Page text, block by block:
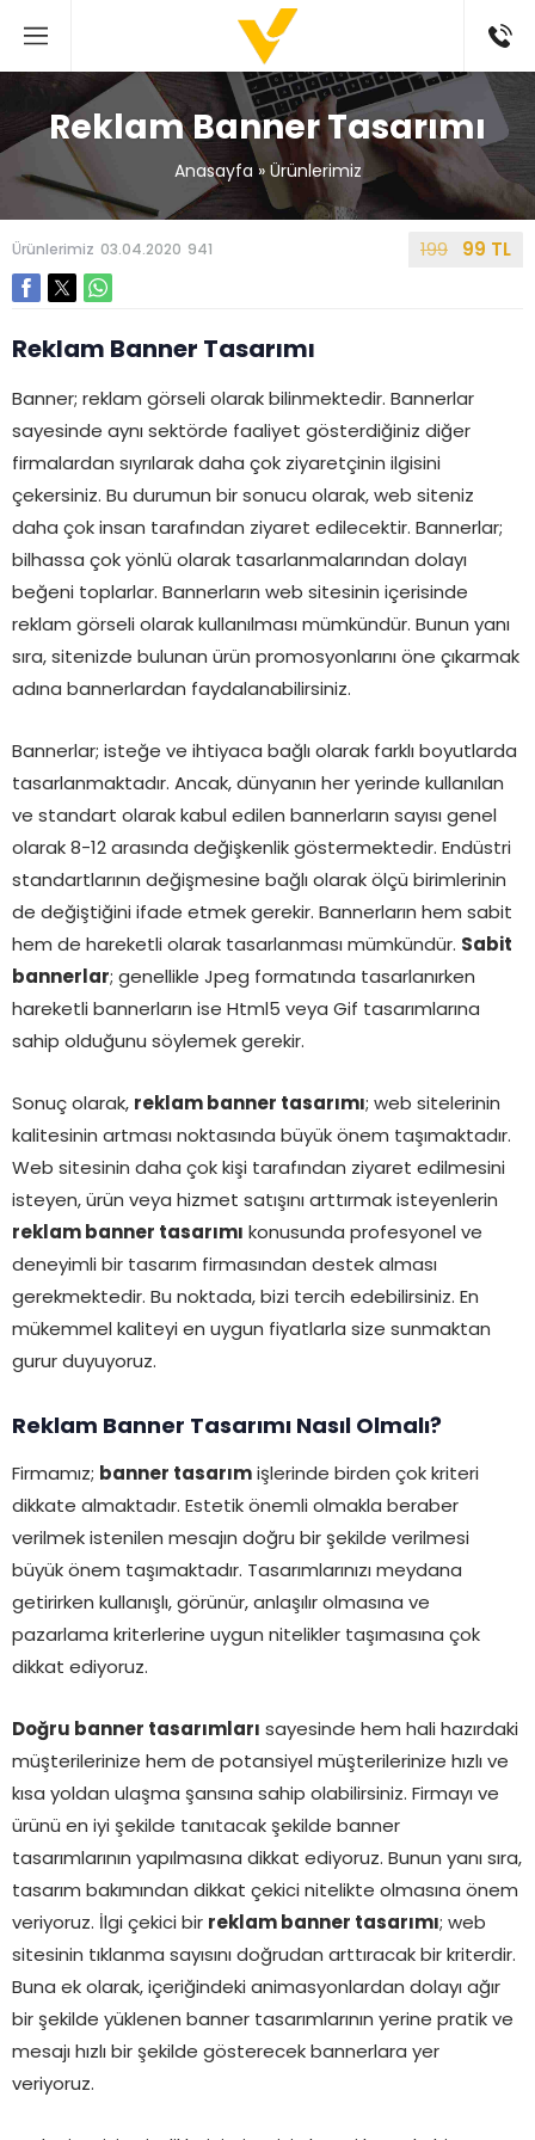
Reklam Banner Tasarımı
Anasayfa » Ürünlerimiz
Ürünlerimiz 03.04.2020 941 199 99 TL
Reklam Banner Tasarımı
Banner; reklam görseli olarak bilinmektedir. Bannerlar
sayesinde aynı sektörde faaliyet gösterdiğiniz diğer
firmalardan sıyrılarak daha çok ziyaretçinin ilgisini
çekersiniz. Bu durumun bir sonucu olarak, web siteniz
daha çok insan tarafından ziyaret edilecektir. Bannerlar;
bilhassa çok yönlü olarak tasarlanmalarından dolayı
beğeni toplarlar. Bannerların web sitesinin içerisinde
reklam görseli olarak kullanılması mümkündür. Bunun yanı
sıra, sitenizde bulunan ürün promosyonlarını öne çıkarmak
adına bannerlardan faydalanabilirsiniz.
Bannerlar; isteğe ve ihtiyaca bağlı olarak farklı boyutlarda
tasarlanmaktadır. Ancak, dünyanın her yerinde kullanılan
ve standart olarak kabul edilen bannerların sayısı genel
olarak 8-12 arasında değişkenlik göstermektedir. Endüstri
standartlarının değişmesine bağlı olarak ölçü birimlerinin
de değiştiğini ifade etmek gerekir. Bannerların hem sabit
hem de hareketli olarak tasarlanması mümkündür. Sabit
bannerlar; genellikle Jpeg formatında tasarlanırken
hareketli bannerların ise Html5 veya Gif tasarımlarına
sahip olduğunu söylemek gerekir.
Sonuç olarak, reklam banner tasarımı; web sitelerinin
kalitesinin artması noktasında büyük önem taşımaktadır.
Web sitesinin daha çok kişi tarafından ziyaret edilmesini
isteyen, ürün veya hizmet satışını arttırmak isteyenlerin
reklam banner tasarımı konusunda profesyonel ve
deneyimli bir tasarım firmasından destek alması
gerekmektedir. Bu noktada, bizi tercih edebilirsiniz. En
mükemmel kaliteyi en uygun fiyatlarla size sunmaktan
gurur duyuyoruz.
Reklam Banner Tasarımı Nasıl Olmalı?
Firmamız; banner tasarımişlerinde birden çok kriteri
dikkate almaktadır. Estetik önemli olmakla beraber
verilmek istenilen mesajın doğru bir şekilde verilmesi
büyük önem taşımaktadır. Tasarımlarınızı meydana
getirirken kullanışlı, görünür, anlaşılır olmasına ve
pazarlama kriterlerine uygun nitelikler taşımasına çok
dikkat ediyoruz.
Doğru banner tasarımları sayesinde hem hali hazırdaki
müşterilerinize hem de potansiyel müşterilerinize hızlı ve
kısa yoldan ulaşma şansına sahip olabilirsiniz. Firmayı ve
ürünü en iyi şekilde tanıtacak şekilde banner
tasarımlarının yapılmasına dikkat ediyoruz. Bunun yanı sıra,
tasarım bakımından dikkat çekici nitelikte olmasına önem
veriyoruz. İlgi çekici bir reklam banner tasarımı; web
sitesinin tıklanma sayısını doğrudan arttıracak bir kriterdir.
Buna ek olarak, içeriğindeki animasyonlardan dolayı ağır
bir şekilde yüklenen banner tasarımlarının yerine pratik ve
mesajı hızlı bir şekilde gösterecek bannerlara yer
veriyoruz.